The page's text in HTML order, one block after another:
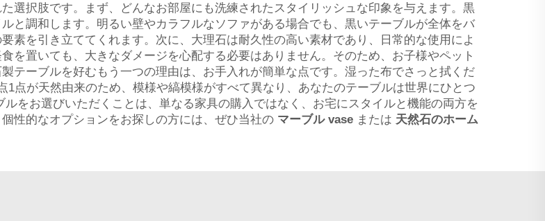
選択肢です。まず、どんなお部屋にも洗練されたスタイリッシュな印象を与えます。黒
と調和します。明るい壁やカラフルなソファがある場合でも、黒いテーブルが全体をバ
素を引き立ててくれます。次に、大理石は耐久性の高い素材であり、日常的な使用によ
を置いても、大きなダメージを心配する必要はありません。そのため、お子様やペット
テーブルを好むもう一つの理由は、お手入れが簡単な点です。湿った布でさっと拭くだ
点が天然由来のため、模様や縞模様がすべて異なり、あなたのテーブルは世界にひとつ
をお選びいただくことは、単なる家具の購入ではなく、お宅にスタイルと機能の両方を
性的なオプションをお探しの方には、ぜひ当社の マーブル vase または 天然石のホーム